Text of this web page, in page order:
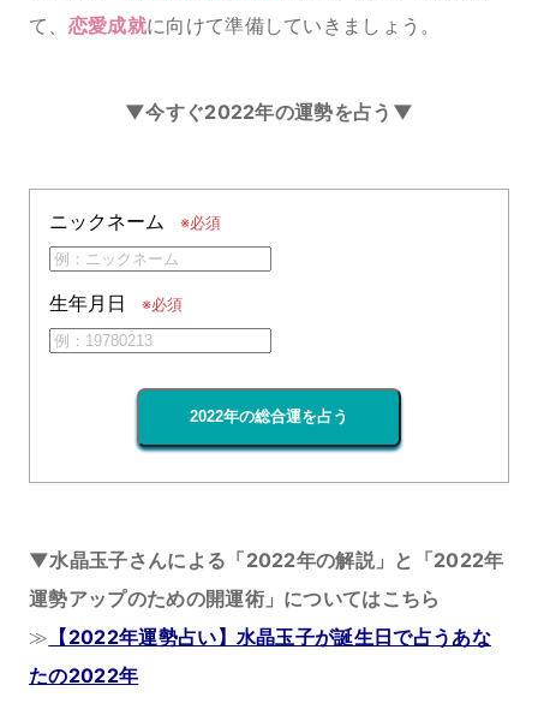
て、 恋愛成就に向けて準備していきましょう。
▼今すぐ2022年の運勢を占う▼
ニックネーム ※必須
生年月日 ※必須
2022年の総合運を占う
▼水晶玉子さんによる「2022年の解説」と「2022年
運勢アップのための開運術」についてはこちら
≫ 【2022年運勢占い】水晶玉子が誕生日で占うあな
たの2022年